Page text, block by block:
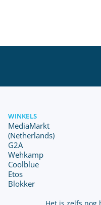
WINKELS
MediaMarkt
(Netherlands)
G2A
Wehkamp
Coolblue
Etos
Blokker